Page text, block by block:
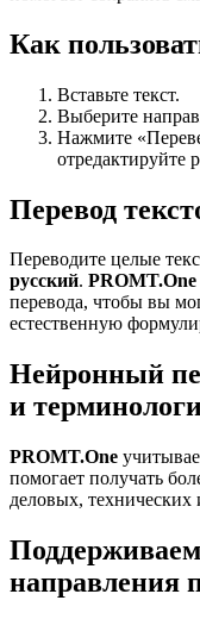
Как
Вставьте текст.
Выберите
Нажмите
отредактируйте
Перевод
Переводите целые
русский. PROMT.One
перевода, чтобы вы
естественную
Нейронный
и
PROMT.One
помогает получать
деловых, технических
направления